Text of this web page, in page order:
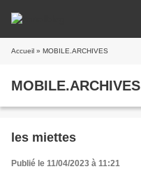
Accueil » MOBILE.ARCHIVES
MOBILE.ARCHIVES
les miettes
Publié le 11/04/2023 à 11:21